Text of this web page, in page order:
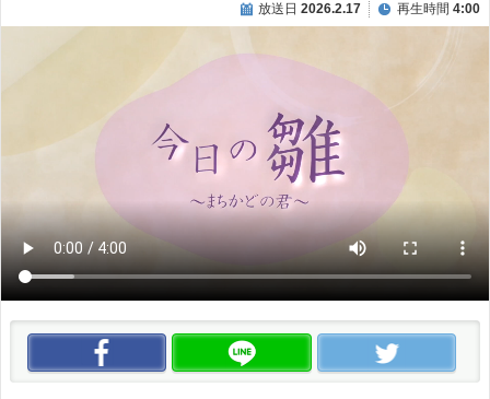
放送日 2026.2.17 再生時間 4:00
この動画をいいね！ この動画をLINEで送る